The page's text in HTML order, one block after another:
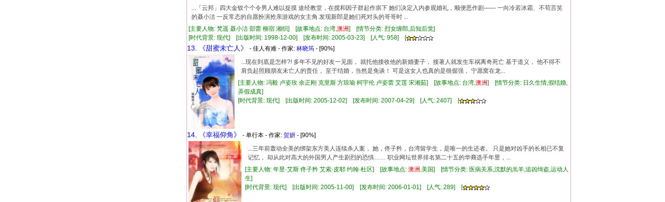
...「云邦」四大金钗个个令男人难以捉摸 途经教堂，在搅和因子群起作祟下 她们决定入内参观婚礼，顺便恶作剧—— 一向冷若冰霜、不苟言笑
的聂小洁 一反常态的自愿扮演抢亲游戏的女主角 发现新郎是她们死对头的哥哥时 ...
[主要人物: 梵遥 聂小洁 邵蕾 柳宿 湘织] [故事地点: 台湾,澳洲] [情节分类: 烈女缠郎,后知后觉]
[时代背景: 现代] [出版时间: 1998-12-00] [发布时间: 2005-03-23] [人气: 958] [
13. 《甜蜜未亡人》 - 佳人有难 - 作家: 林晓筠 - [90%]
...现在到底是怎样?! 多年不见的好友一见面， 就托他接收他的新婚妻子， 接著人就发生车祸离奇死亡 基于道义， 他不得不
肩负起照顾朋友未亡人的责任， 至于结婚，当然是免谈！ 可是这女人也真的是很倔强， 宁愿窝在龙...
[主要人物: 冯毅 卢姿玫 余正刚 克里斯 方琼瑜 柯宇伦 卢姿蕾 艾莲 宋湘茹] [故事地点: 台湾,澳洲] [情节分类: 日久生情,假结婚,
弄假成真]
[时代背景: 现代] [出版时间: 2005-12-02] [发布时间: 2007-04-29] [人气: 2407] [
14. 《幸福仰角》 - 单行本 - 作家: 贺妍 - [90%]
...三年前轰动全美的绑架东方美人连续杀人案， 她，佟子矜，台湾留学生，是唯一的生还者。 只是她对凶手的长相已不复
记忆， 却从此对高大的外国男人产生剧烈的恐惧…… 职业网坛世界排名第二十五的华裔选手年昱，...
[主要人物: 年昱·艾斯 佟子矜 艾索·皮耶 约翰·杜区] [故事地点: 澳洲 ,美国] [情节分类: 医病关系,沈默的羔羊,追凶缉盗,运动人
生]
[时代背景: 现代] [出版时间: 2005-11-00] [发布时间: 2006-01-01] [人气: 289] [